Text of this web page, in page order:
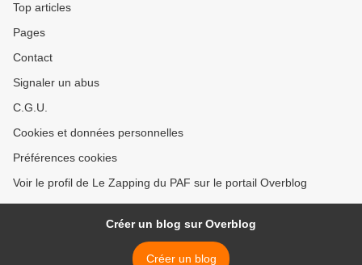
Top articles
Pages
Contact
Signaler un abus
C.G.U.
Cookies et données personnelles
Préférences cookies
Voir le profil de Le Zapping du PAF sur le portail Overblog
Créer un blog sur Overblog
Créer un blog